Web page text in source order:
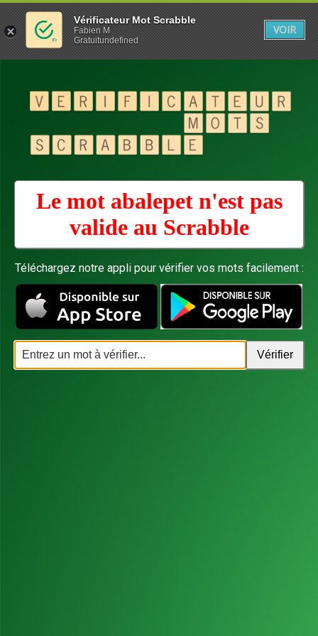
Le mot abalepet n'est pas
valide au Scrabble
Téléchargez notre appli pour vérifier vos mots facilement :
Vérificateur Mot Scrabble
Fabien M
Gratuitundefined
VOIR